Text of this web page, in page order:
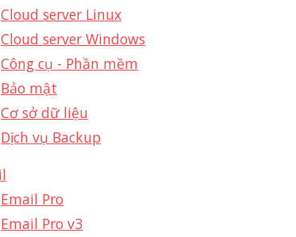
Cloud server Linux
Cloud server Windows
Công cụ - Phần mềm
Bảo mật
Cơ sở dữ liệu
Dịch vụ Backup
Email Pro
Email Pro v3